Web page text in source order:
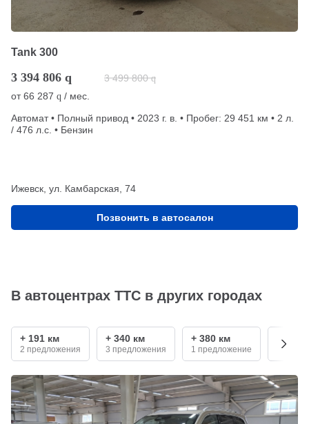
Tank 300
3 394 806 q 3 499 800 q
от66 287 q / мес.
Автомат • Полный привод • 2023 г. в. • Пробег: 29 451 км • 2 л.
/ 476 л.с. • Бензин
Ижевск, ул. Камбарская, 74
Позвонить в автосалон
В автоцентрах ТТС в других городах
+ 191 км
2 предложения
+ 340 км
3 предложения
+ 380 км
1 предложение
+ 550
1